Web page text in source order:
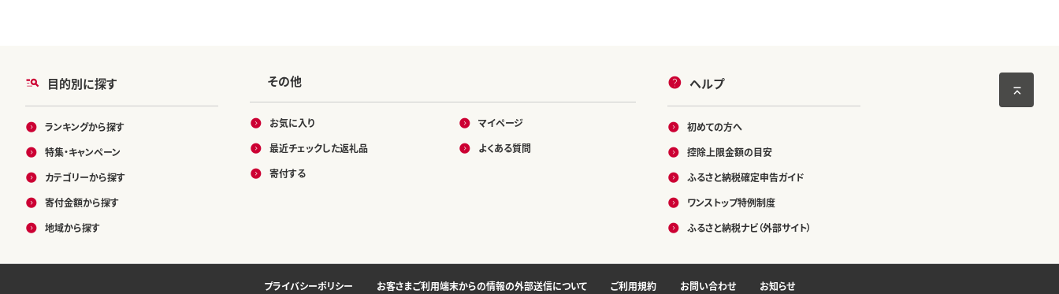
目的別に探す
ランキングから探す
特集・キャンペーン
カテゴリーから探す
寄付金額から探す
地域から探す
その他
お気に入り
最近チェックした返礼品
寄付する
マイページ
よくある質問
ヘルプ
初めての方へ
控除上限金額の目安
ふるさと納税確定申告ガイド
ワンストップ特例制度
ふるさと納税ナビ（外部サイト）
プライバシーポリシー お客さまご利用端末からの情報の外部送信について ご利用規約 お問い合わせ お知らせ